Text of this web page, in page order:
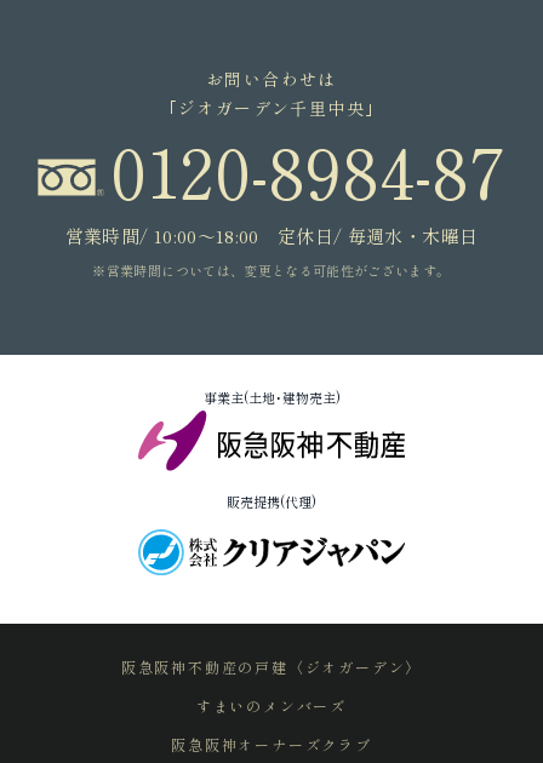
お問い合わせは
｢ジオガーデン千里中央｣
0120-8984-87
営業時間/ 10:00～18:00 定休日/ 毎週水・木曜日
※営業時間については、変更となる可能性がございます。
事業主(土地･建物売主)
販売提携(代理)
阪急阪神不動産の戸建〈ジオガーデン〉
すまいのメンバーズ
阪急阪神オーナーズクラブ